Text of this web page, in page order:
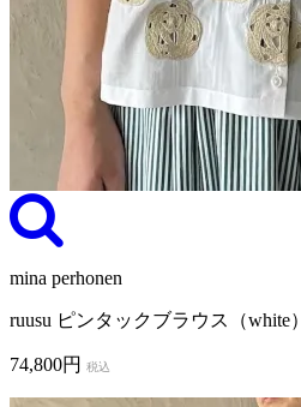
mina perhonen
ruusu ピンタックブラウス（white）
74,800円 税込